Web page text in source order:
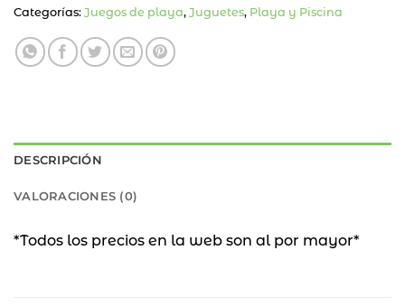
Categorías: Juegos de playa, Juguetes, Playa y Piscina
DESCRIPCIÓN
VALORACIONES (0)
*Todos los precios en la web son al por mayor*